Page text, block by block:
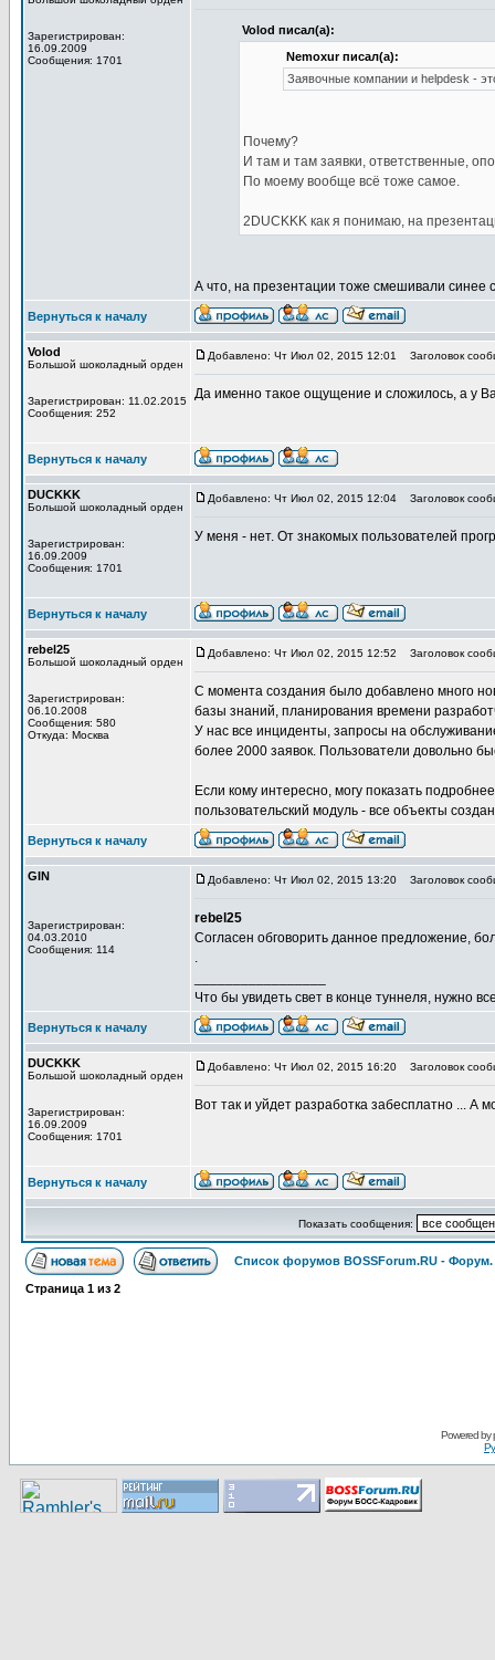
Зарегистрирован:
16.09.2009
Сообщения: 1701
Volod писал(а):
Nemoxur писал(а):
Заявочные компании и helpdesk -
Почему?
И там и там заявки, ответственные,
По моему вообще всё тоже самое.
2DUCKKK как я понимаю, на
А что, на презентации тоже смешивали синее
Вернуться к началу
Volod
Большой шоколадный орден
Зарегистрирован: 11.02.2015
Сообщения: 252
Добавлено: Чт Июл 02, 2015 12:01 Заголовок
Да именно такое ощущение и сложилось, а у
Вернуться к началу
DUCKKK
Большой шоколадный орден
Зарегистрирован:
16.09.2009
Сообщения: 1701
Добавлено: Чт Июл 02, 2015 12:04 Заголовок
У меня - нет. От знакомых пользователей
Вернуться к началу
rebel25
Большой шоколадный орден
Зарегистрирован:
06.10.2008
Сообщения: 580
Откуда: Москва
Добавлено: Чт Июл 02, 2015 12:52 Заголовок
С момента создания было добавлено много
базы знаний, планирования времени
У нас все инциденты, запросы на
более 2000 заявок. Пользователи довольно
Если кому интересно, могу показать
пользовательский модуль - все объекты
Вернуться к началу
GIN
Зарегистрирован:
04.03.2010
Сообщения: 114
Добавлено: Чт Июл 02, 2015 13:20 Заголовок
rebel25
Согласен обговорить данное предложение,
.
Что бы увидеть свет в конце туннеля, нужно
Вернуться к началу
DUCKKK
Большой шоколадный орден
Зарегистрирован:
16.09.2009
Сообщения: 1701
Добавлено: Чт Июл 02, 2015 16:20 Заголовок
Вот так и уйдет разработка забесплатно ... А
Вернуться к началу
Показать сообщения:
Список форумов BOSSForum.RU -
Страница 1 из 2
Pоwerеd by